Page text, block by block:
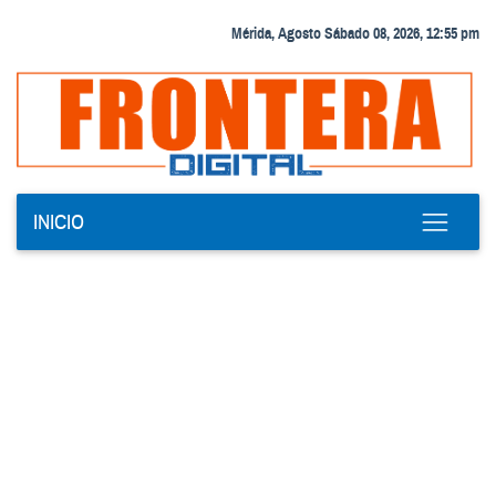
Mérida, Agosto Sábado 08, 2026, 12:55 pm
INICIO